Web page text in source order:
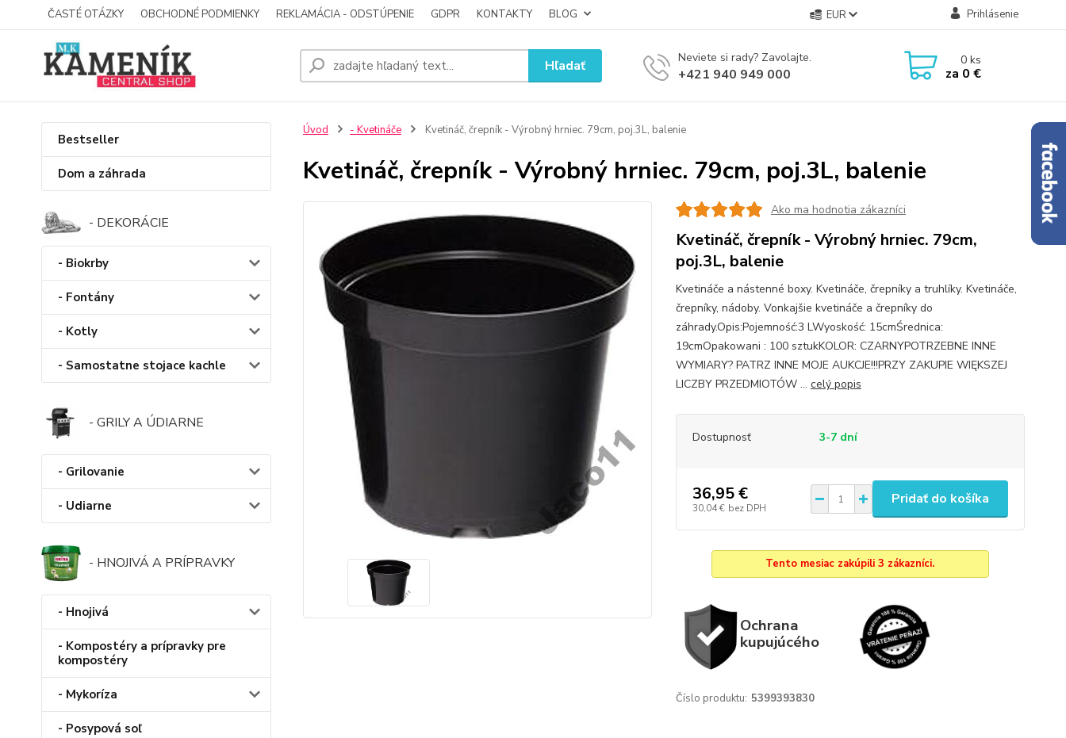
ČASTÉ OTÁZKY OBCHODNÉ PODMIENKY REKLAMÁCIA - ODSTÚPENIE GDPR KONTAKTY BLOG EUR Prihlásenie
Hľadať Neviete si rady? Zavolajte.
+421 940 949 000
0ks
za 0 €
Bestseller
Dom a záhrada
- DEKORÁCIE
- Biokrby
- Fontány
- Kotly
- Samostatne stojace kachle
- GRILY A ÚDIARNE
- Grilovanie
- Udiarne
- HNOJIVÁ A PRÍPRAVKY
- Hnojivá
- Kompostéry a prípravky pre
kompostéry
- Mykoríza
- Posypová soľ
Úvod - Kvetináče Kvetináč, črepník - Výrobný hrniec. 79cm, poj.3L, balenie
Kvetináč, črepník - Výrobný hrniec. 79cm, poj.3L, balenie
Ako ma hodnotia zákazníci
Kvetináč, črepník - Výrobný hrniec. 79cm,
poj.3L, balenie
Kvetináče a nástenné boxy. Kvetináče, črepníky a truhlíky. Kvetináče,
črepníky, nádoby. Vonkajšie kvetináče a črepníky do
záhrady.Opis:Pojemność:3 LWyoskość: 15cmŚrednica:
19cmOpakowani : 100 sztukKOLOR: CZARNYPOTRZEBNE INNE
WYMIARY? PATRZ INNE MOJE AUKCJE!!!PRZY ZAKUPIE WIĘKSZEJ
LICZBY PRZEDMIOTÓW ... celý popis
Dostupnosť 3-7 dní
36,95 €
30,04 € bez DPH
Pridať do košíka
Tento mesiac zakúpili 3 zákazníci.
Ochrana
kupujúcého
Číslo produktu: 5399393830